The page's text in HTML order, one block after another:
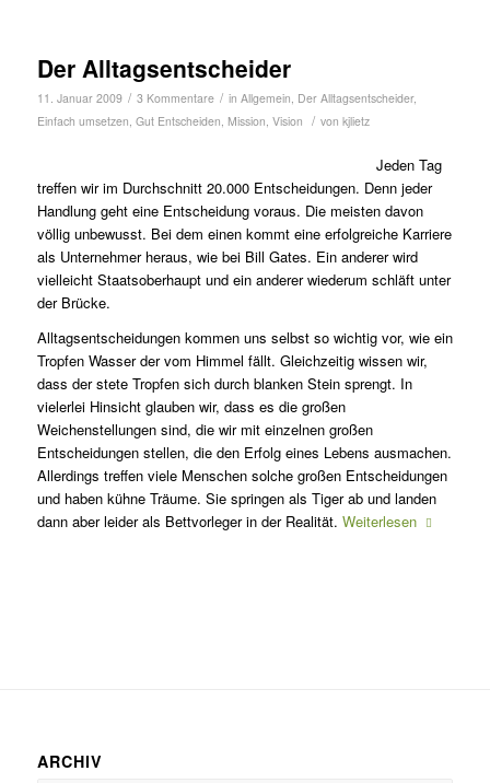
Der Alltagsentscheider
11. Januar 2009 / 3 Kommentare / in Allgemein, Der Alltagsentscheider,
Einfach umsetzen, Gut Entscheiden, Mission, Vision / von kjlietz
Jeden Tag
treffen wir im Durchschnitt 20.000 Entscheidungen. Denn jeder
Handlung geht eine Entscheidung voraus. Die meisten davon
völlig unbewusst. Bei dem einen kommt eine erfolgreiche Karriere
als Unternehmer heraus, wie bei Bill Gates. Ein anderer wird
vielleicht Staatsoberhaupt und ein anderer wiederum schläft unter
der Brücke.
Alltagsentscheidungen kommen uns selbst so wichtig vor, wie ein
Tropfen Wasser der vom Himmel fällt. Gleichzeitig wissen wir,
dass der stete Tropfen sich durch blanken Stein sprengt. In
vielerlei Hinsicht glauben wir, dass es die großen
Weichenstellungen sind, die wir mit einzelnen großen
Entscheidungen stellen, die den Erfolg eines Lebens ausmachen.
Allerdings treffen viele Menschen solche großen Entscheidungen
und haben kühne Träume. Sie springen als Tiger ab und landen
dann aber leider als Bettvorleger in der Realität. Weiterlesen
ARCHIV